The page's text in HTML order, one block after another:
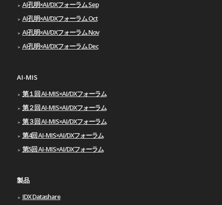
AI孔明×AI/DXフォーラム Sep
AI孔明×AI/DXフォーラム Oct
AI孔明×AI/DXフォーラム Nov
AI孔明×AI/DXフォーラム Dec
AI-MIS
第１回 AI-MIS×AI/DXフォーラム
第２回 AI-MIS×AI/DXフォーラム
第３回 AI-MIS×AI/DXフォーラム
第4回 AI-MIS×AI/DXフォーラム
第5回 AI-MIS×AI/DXフォーラム
製品
IDX Datashare